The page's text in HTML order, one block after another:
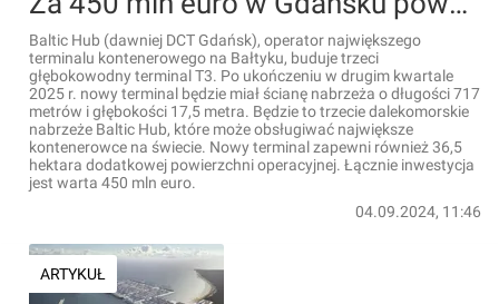
Baltic Hub (dawniej DCT Gdańsk), operator największego
terminalu kontenerowego na Bałtyku, buduje trzeci
głębokowodny terminal T3. Po ukończeniu w drugim kwartale
2025 r. nowy terminal będzie miał ścianę nabrzeża o długości 717
metrów i głębokości 17,5 metra. Będzie to trzecie dalekomorskie
nabrzeże Baltic Hub, które może obsługiwać największe
kontenerowce na świecie. Nowy terminal zapewni również 36,5
hektara dodatkowej powierzchni operacyjnej. Łącznie inwestycja
jest warta 450 mln euro.
04.09.2024, 11:46
ARTYKUŁ